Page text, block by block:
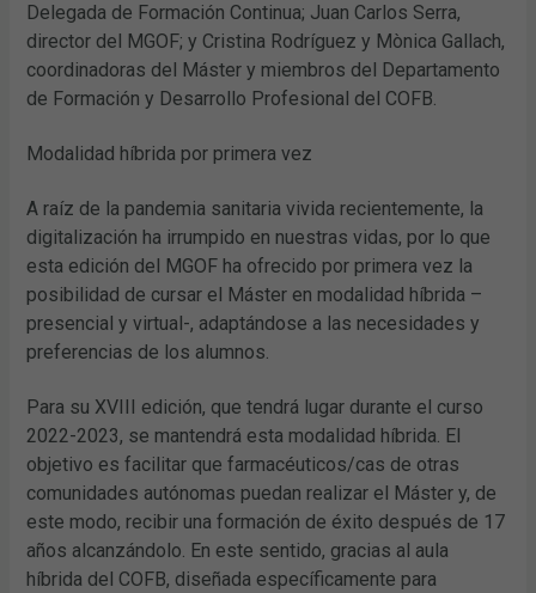
Delegada de Formación Continua; Juan Carlos Serra,
director del MGOF; y Cristina Rodríguez y Mònica Gallach,
coordinadoras del Máster y miembros del Departamento
de Formación y Desarrollo Profesional del COFB.
Modalidad híbrida por primera vez
A raíz de la pandemia sanitaria vivida recientemente, la
digitalización ha irrumpido en nuestras vidas, por lo que
esta edición del MGOF ha ofrecido por primera vez la
posibilidad de cursar el Máster en modalidad híbrida –
presencial y virtual-, adaptándose a las necesidades y
preferencias de los alumnos.
Para su XVIII edición, que tendrá lugar durante el curso
2022-2023, se mantendrá esta modalidad híbrida. El
objetivo es facilitar que farmacéuticos/cas de otras
comunidades autónomas puedan realizar el Máster y, de
este modo, recibir una formación de éxito después de 17
años alcanzándolo. En este sentido, gracias al aula
híbrida del COFB, diseñada específicamente para